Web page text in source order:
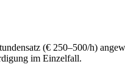
(€ 250–500/h)
im Einzelfall.